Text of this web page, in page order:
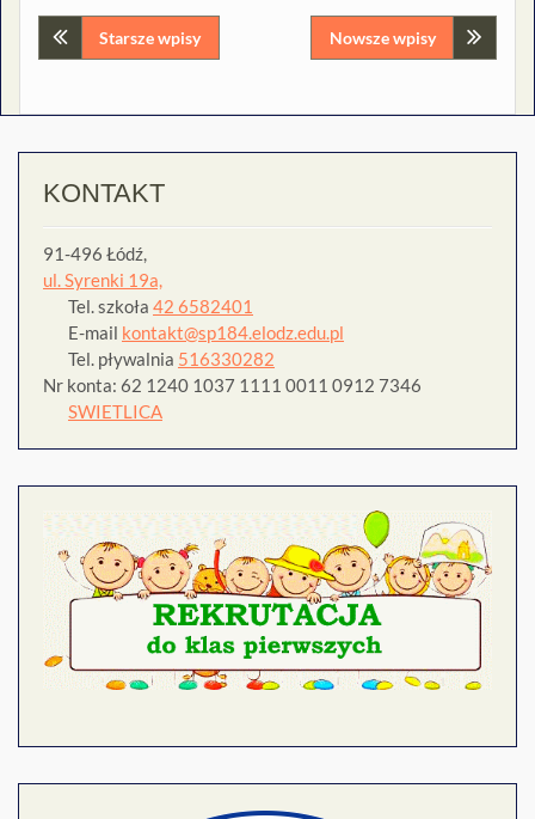
Nawigacja
wpisach
Starsze wpisy Nowsze wpisy
KONTAKT
91-496 Łódź,
ul. Syrenki 19a,
Tel. szkoła 42 6582401
E-mail kontakt@sp184.elodz.edu.pl
Tel. pływalnia 516330282
Nr konta: 62 1240 1037 1111 0011 0912 7346
SWIETLICA